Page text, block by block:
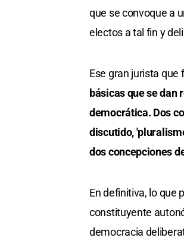
que se convoque a
electos a tal fin y
Ese gran jurista que
básicas que se dan
democrática. Dos
discutido,
dos concepciones
En definitiva, lo que
constituyente
democracia